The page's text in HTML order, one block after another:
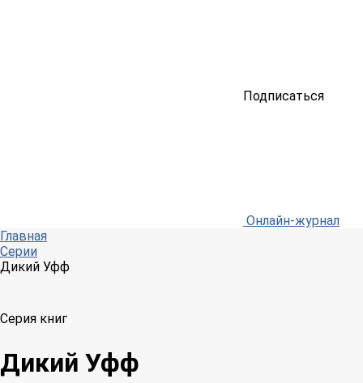
Подписаться
Онлайн-журнал
Главная
Серии
Дикий Уфф
Серия книг
Дикий Уфф